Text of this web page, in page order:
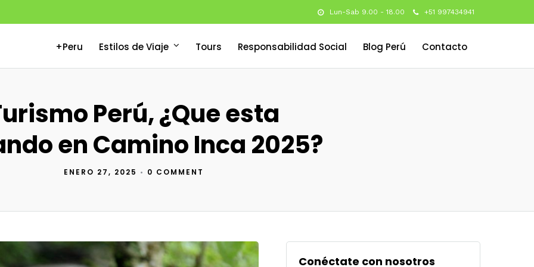
Lun-Sab 9.00 - 18.00 +51 997434941
+Peru Estilos de Viaje Tours Responsabilidad Social Blog Perú Contacto
Perú, ¿Que esta
en Camino Inca 2025?
ENERO 27, 2025 • 0 COMMENT
Conéctate con nosotros